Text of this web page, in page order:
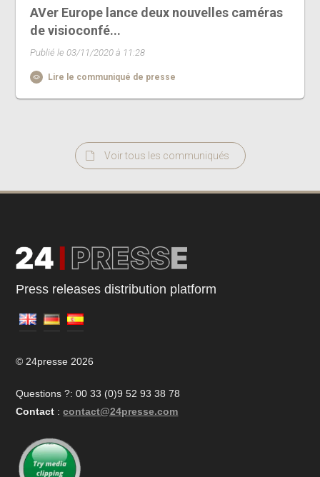
AVer Europe lance deux nouvelles caméras
de visioconfé...
Publié le 03/11/2020 à 11:28
Lire le communiqué de presse
Voir tous les communiqués
Press releases distribution platform
© 24presse 2026
Questions ?: 00 33 (0)9 52 93 38 78
Contact : contact@24presse.com